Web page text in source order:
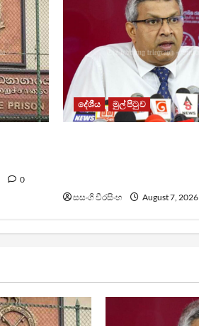
0
දේශීය මුල් පිටුව
සසංගි වීරසිංහ August 7, 2026